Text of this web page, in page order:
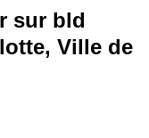
sur bld
Ville de